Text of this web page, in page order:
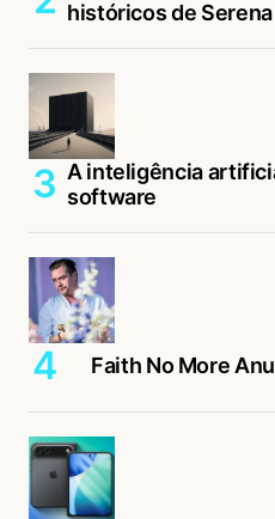
históricos de
A inteligência
software
Faith No More